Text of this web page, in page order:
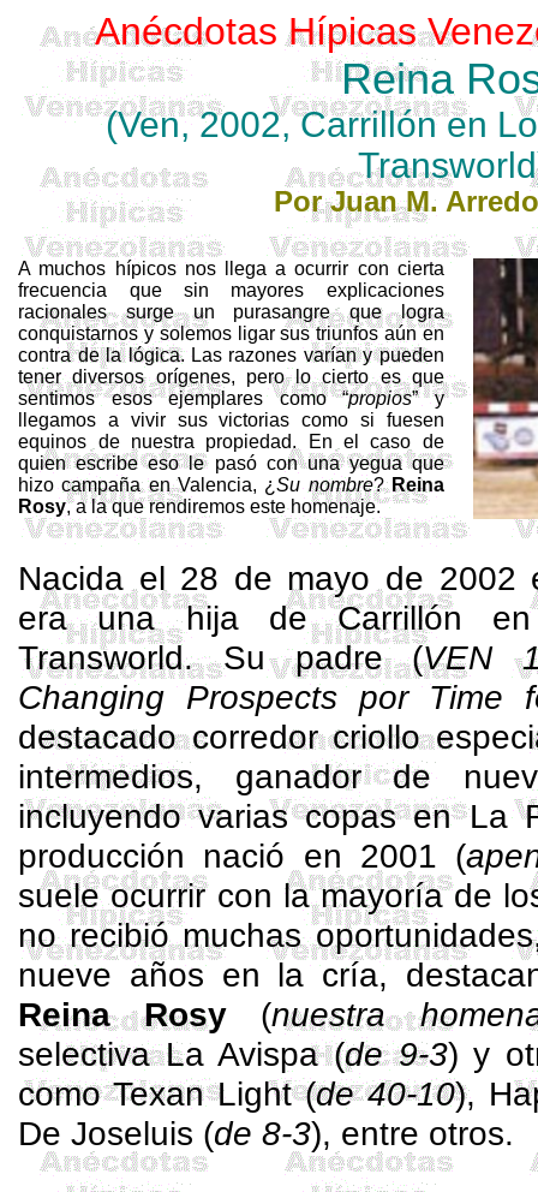
Anécdotas Hípicas
Reina
(Ven, 2002,Carrillón en
Transworld
Por Juan M.
A muchos hípicos nos llega a ocurrir con cierta
frecuencia que sin mayores explicaciones
racionales surge un purasangre que logra
conquistarnos y solemos ligar sus triunfos aún en
contra de la lógica. Las razones varían y pueden
tener diversos orígenes, pero lo cierto es que
sentimos esos ejemplares como “propios” y
llegamos a vivir sus victorias como si fuesen
equinos de nuestra propiedad. En el caso de
quien escribe eso le pasó con una yegua que
hizo campaña en Valencia, ¿Su nombre? Reina
Rosy, a la que rendiremos este homenaje.
Nacida el 28 de mayo de
era una hija de Carrillón
Transworld. Su padre (VEN
Changing Prospectspor Time
destacado corredor criollo
intermedios, ganador de
incluyendo varias copas en La
producción nació en 2001 (
suele ocurrir con la mayoría de
no recibió muchas
nueve años en la cría,
Reina Rosy (nuestra
selectiva La Avispa (de 9-3) y
comoTexanLight (de 40-10),
DeJoseluis (de 8-3), entre otros.